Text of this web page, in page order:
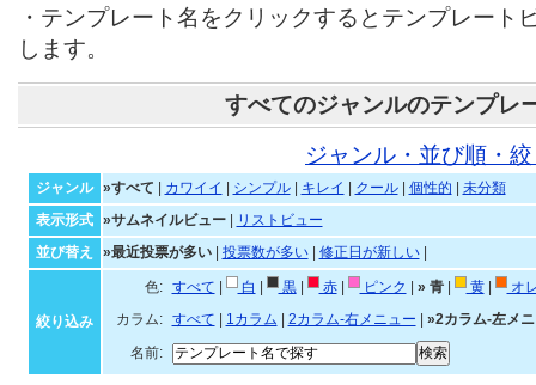
・テンプレート名をクリックするとテンプレート
します。
すべてのジャンルのテンプレ
ジャンル・並び順・
ジャンル »すべて カワイイ シンプル| キレイ クール| 個性的
未分類
表示形式
»サムネイルビュー|
リストビュー
並び替え
»最近投票が多い| 投票数が多い| 修正日が新しい|
絞り込み
色: すべて 白 黒| 赤| ピンク » 青| 黄|
オ
カラム:
すべて 1カラム 2カラム-右メニュー
»2カラム-左メ
名前: